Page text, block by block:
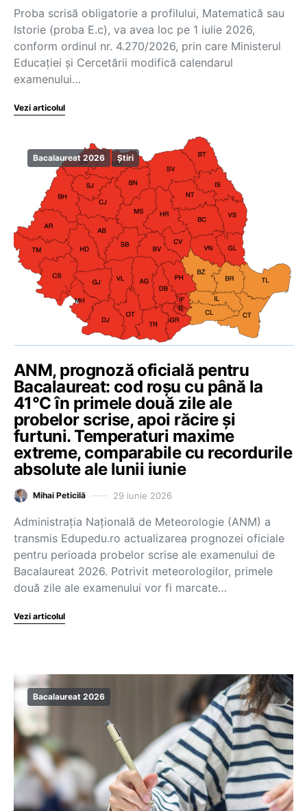
Proba scrisă obligatorie a profilului, Matematică sau
Istorie (proba E.c), va avea loc pe 1 iulie 2026,
conform ordinul nr. 4.270/2026, prin care Ministerul
Educației și Cercetării modifică calendarul
examenului…
Vezi articolul
Bacalaureat 2026 Știri
ANM, prognoză oficială pentru
Bacalaureat: cod roșu cu până la
41°C în primele două zile ale
probelor scrise, apoi răcire și
furtuni. Temperaturi maxime
extreme, comparabile cu recordurile
absolute ale lunii iunie
Mihai Peticilă 29 iunie 2026
Administrația Națională de Meteorologie (ANM) a
transmis Edupedu.ro actualizarea prognozei oficiale
pentru perioada probelor scrise ale examenului de
Bacalaureat 2026. Potrivit meteorologilor, primele
două zile ale examenului vor fi marcate…
Vezi articolul
Bacalaureat 2026